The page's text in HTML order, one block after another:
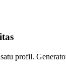
profil.